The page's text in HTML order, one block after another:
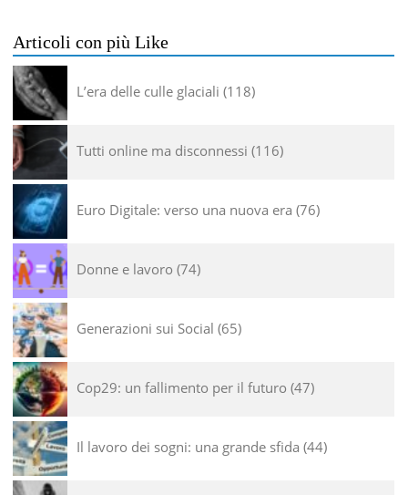
Articoli con più Like
L’era delle culle glaciali 118
Tutti online ma disconnessi 116
Euro Digitale: verso una nuova era 76
Donne e lavoro 74
Generazioni sui Social 65
Cop29: un fallimento per il futuro 47
Il lavoro dei sogni: una grande sfida 44